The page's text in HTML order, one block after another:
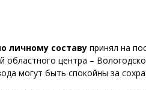
личному составу принял на
областного центра –
могут быть спокойны за